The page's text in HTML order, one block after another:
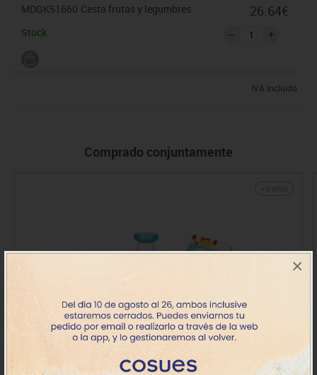
×
MDGK51660 Cesta frutas y legumbres
Stock
26.64€
IVA incluido
Comprado conjuntamente